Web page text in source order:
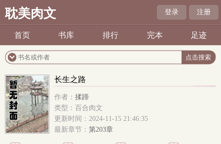
耽美肉文 登录 注册
首页 书库 排行 完本 足迹
长生之路
作者： 揉蹄
类型：百合肉文
更新时间：2024-11-15 21:46:35
最新章节： 第203章